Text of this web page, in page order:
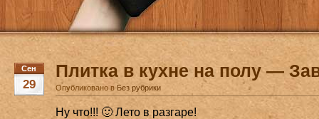
Сен
29
Плитка в кухне на полу —
Опубликовано в Без рубрики
Ну что!!! 🙂 Лето в разгаре!